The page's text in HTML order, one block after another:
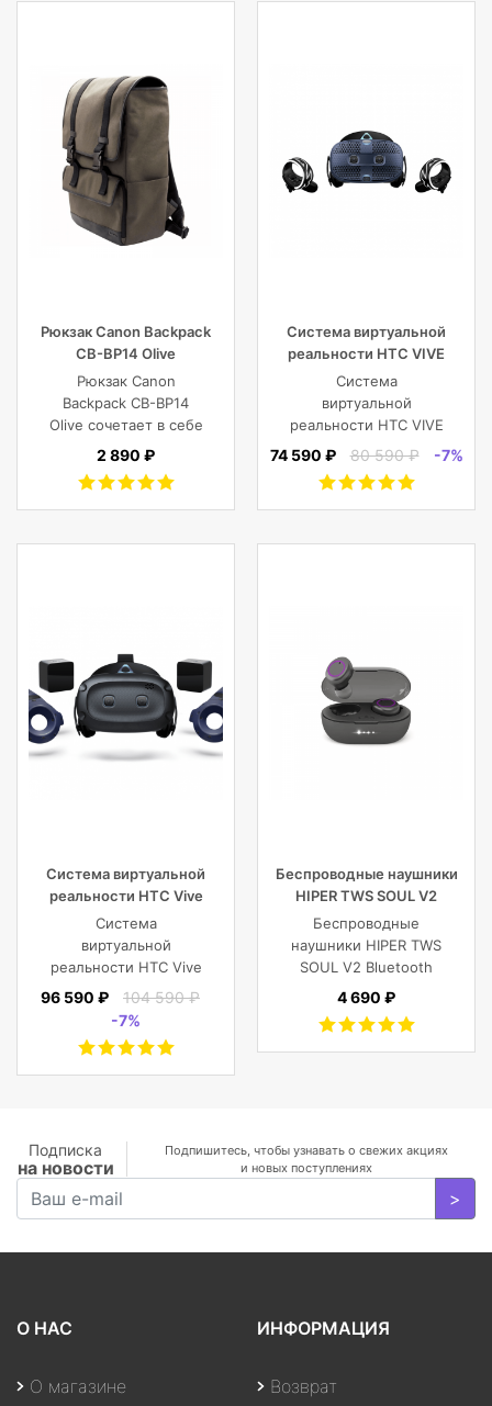
Встроенный кардридер Да
Рюкзак Canon Backpack
CB-BP14 Olive
Рюкзак Canon
Backpack CB-BP14
Olive сочетает в себе
винтажный стиль,
современный
комфорт, и защиту
2 890 ₽
Система виртуальной
реальности HTC VIVE
Cosmos
Система
виртуальной
реальности HTC VIVE
Cosmos
74 590 ₽ 80 590 ₽ -7%
Система виртуальной
реальности HTC Vive
Cosmos Elite
Система
виртуальной
реальности HTC Vive
Cosmos Elite
96 590 ₽
104 590 ₽
-7%
Беспроводные наушники
HIPER TWS SOUL V2
Bluetooth 5.0 гарнитура Li-
Pol 2x43mAh+380mAh,
черный
Беспроводные
наушники HIPER TWS
SOUL V2 Bluetooth
5.0 гарнитура Li-Pol
Черный
4 690 ₽
Подписка
на новости
Подпишитесь, чтобы узнавать о свежих акциях
и новых поступлениях
>
О НАС
О магазине
ИНФОРМАЦИЯ
Возврат